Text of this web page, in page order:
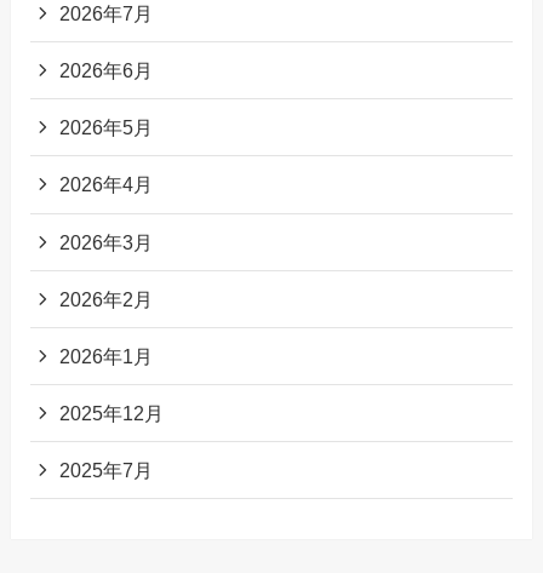
2026年7月
2026年6月
2026年5月
2026年4月
2026年3月
2026年2月
2026年1月
2025年12月
2025年7月